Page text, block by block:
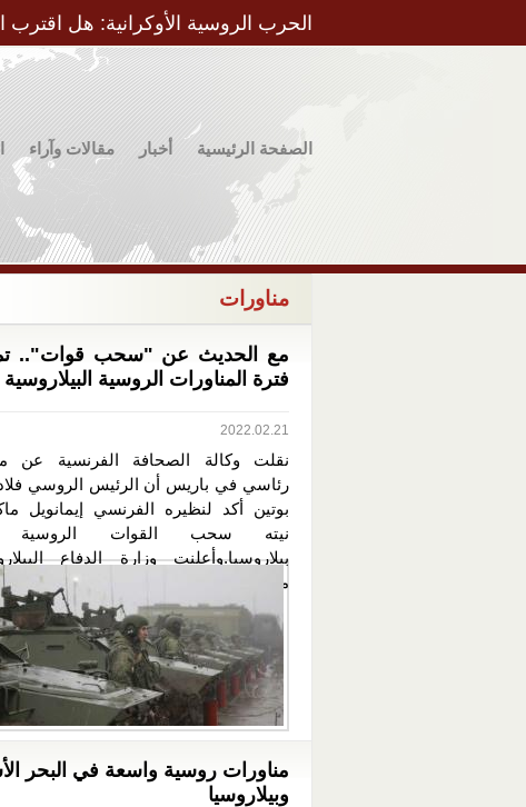
الحرب الروسية الأوكرانية: هل اقترب
الصفحة الرئيسية أخبار مقالات وآراء
مناورات
مع الحديث عن "سحب قوات"..
فترة المناورات الروسية البيلاروسية
2022.02.21
نقلت وكالة الصحافة الفرنسية عن
رئاسي في باريس أن الرئيس الروسي
بوتين أكد لنظيره الفرنسي إيمانويل
نيته سحب القوات
بيلاروسيا.وأعلنت وزارة الدفاع
مساء اليوم...
مناورات روسية واسعة في البحر
وبيلاروسيا